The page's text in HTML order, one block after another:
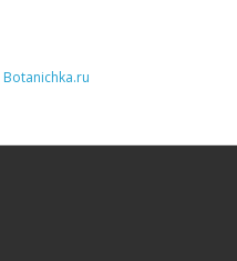
Botanichka.ru